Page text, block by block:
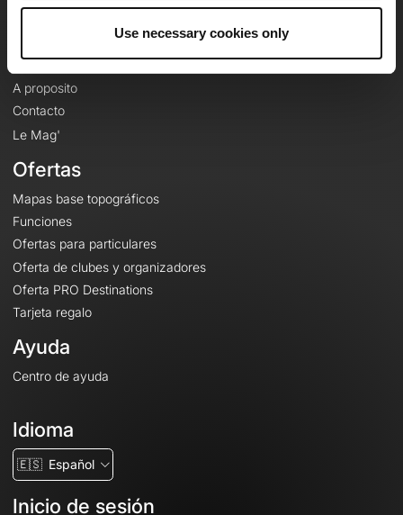
Use necessary cookies only
OpenRunner
A proposito
Contacto
Le Mag'
Ofertas
Mapas base topográficos
Funciones
Ofertas para particulares
Oferta de clubes y organizadores
Oferta PRO Destinations
Tarjeta regalo
Ayuda
Centro de ayuda
Idioma
🇪🇸 Español
Inicio de sesión